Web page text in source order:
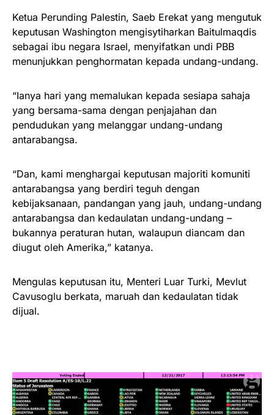
Ketua Perunding Palestin, Saeb Erekat yang mengutuk
keputusan Washington mengisytiharkan Baitulmaqdis
sebagai ibu negara Israel, menyifatkan undi PBB
menunjukkan penghormatan kepada undang-undang.
“Ianya hari yang memalukan kepada sesiapa sahaja
yang bersama-sama dengan penjajahan dan
pendudukan yang melanggar undang-undang
antarabangsa.
“Dan, kami menghargai keputusan majoriti komuniti
antarabangsa yang berdiri teguh dengan
kebijaksanaan, pandangan yang jauh, undang-undang
antarabangsa dan kedaulatan undang-undang –
bukannya peraturan hutan, walaupun diancam dan
diugut oleh Amerika,” katanya.
Mengulas keputusan itu, Menteri Luar Turki, Mevlut
Cavusoglu berkata, maruah dan kedaulatan tidak
dijual.